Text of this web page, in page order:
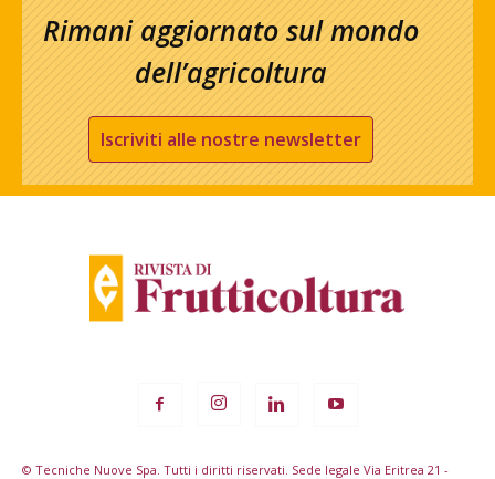
Rimani aggiornato sul mondo
dell’agricoltura
Iscriviti alle nostre newsletter
© Tecniche Nuove Spa. Tutti i diritti riservati. Sede legale Via Eritrea 21 -